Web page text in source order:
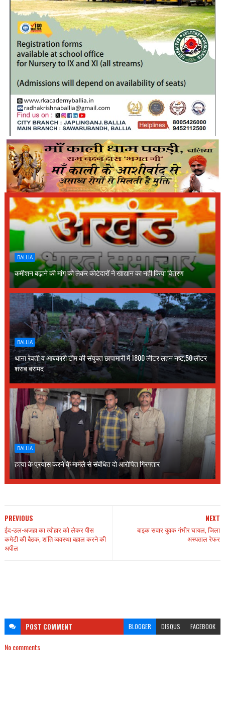
BALLIA
कमीशन बढ़ाने की मांग को लेकर कोटेदारों ने खाद्यान का नही किया वितरण
BALLIA
थाना रेवती व आबकारी टीम की संयुक्त छापामारी में 1800 लीटर लहन नष्ट,50 लीटर
शराब बरामद
BALLIA
हत्या के प्रयास करने के मामले से संबंधित दो आरोपित गिरफ्तार
NEXT
बाइक सवार युवक गंभीर घायल, जिला
अस्पताल रेफर
PREVIOUS
ईद-उल-अजहा का त्योहार को लेकर पीस
कमेटी की बैठक, शांति व्यवस्था बहाल करने की
अपील
POST COMMENT BLOGGER DISQUS FACEBOOK
No comments